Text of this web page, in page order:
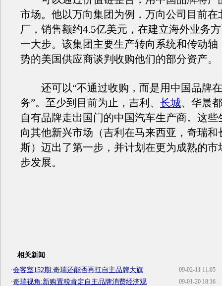
市场。他以万向集团为例，万向公司目前在
厂，销售额约4.5亿美元，在建立海外业务
一大步。该集团主要生产转向系统和传动轴
势的美国供应商谈判收购他们的部分资产。
还可以“不通过收购，而是用中国品牌
务”。至少到目前为止，吉利、 长城、华晨
自有品牌走出国门的中国汽车生产商。这些
向其他新兴市场（吉利在马来西亚，奇瑞和
斯）迈出了第一步，并计划在更为成熟的市
步发展。
相关新闻
09-02-11 11:05
·会客室152期:奇瑞还能否再扛自主品牌大旗
09-01-20 18:16
·奇瑞视角:新购置税肯定自主品牌消费经济观